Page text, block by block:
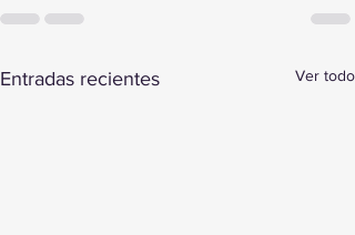
Entradas recientes Ver todo